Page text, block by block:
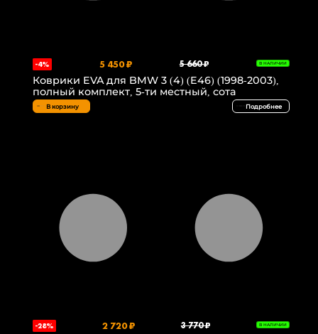
-4% 5 450 ₽ 5 660 ₽ В НАЛИЧИИ
Коврики EVA для BMW 3 (4) (E46) (1998-2003),
полный комплект, 5-ти местный, сота
В корзину Подробнее
-28% 2 720 ₽ 3 770 ₽ В НАЛИЧИИ